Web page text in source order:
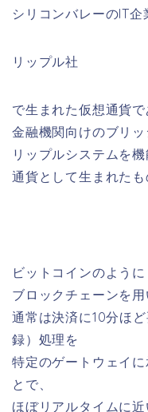
シリコンバレーのIT企
リップル社
で生まれた仮想通貨で
金融機関向けのブリ
リップルシステムを
通貨として生まれたも
ビットコインのように
ブロックチェーンを
通常は決済に10分ほ
録）処理を
特定のゲートウェイ
とで、
ほぼリアルタイムに